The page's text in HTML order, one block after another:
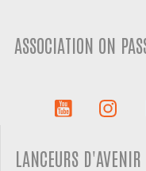
ASSOCIATION ON
LANCEURS D'AVENIR